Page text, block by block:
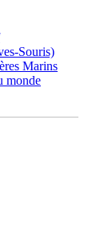
Souris)
Marins
monde